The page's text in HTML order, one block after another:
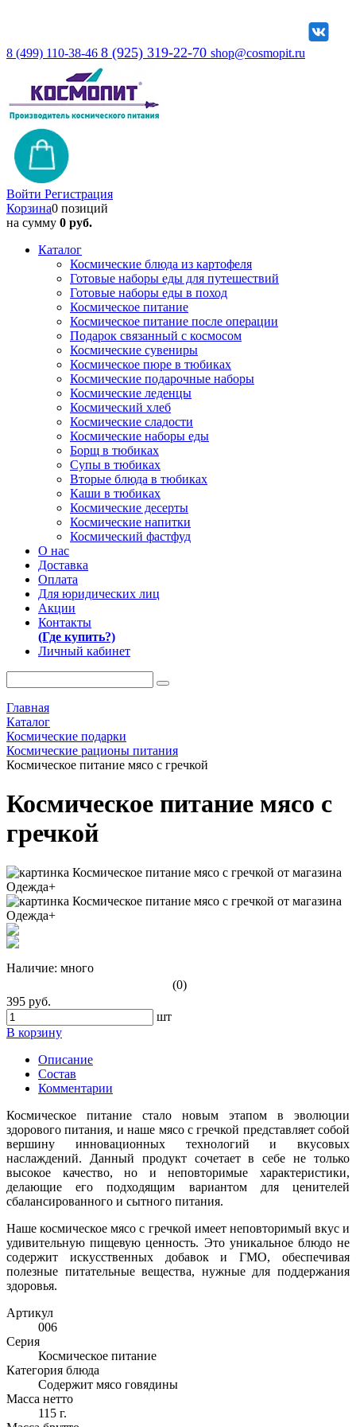
8 (499) 110-38-46 8 (925) 319-22-70 shop@cosmopit.ru
Войти Регистрация
Корзина0 позиций
на сумму 0 руб.
Каталог
Космические блюда из картофеля
Готовые наборы еды для путешествий
Готовые наборы еды в поход
Космическое питание
Космическое питание после операции
Подарок связанный с космосом
Космические сувениры
Космическое пюре в тюбиках
Космические подарочные наборы
Космические леденцы
Космический хлеб
Космические сладости
Космические наборы еды
Борщ в тюбиках
Супы в тюбиках
Вторые блюда в тюбиках
Каши в тюбиках
Космические десерты
Космические напитки
Космический фастфуд
О нас
Доставка
Оплата
Для юридических лиц
Акции
Контакты
(Где купить?)
Личный кабинет
Главная
Каталог
Космические подарки
Космические рационы питания
Космическое питание мясо с гречкой
Космическое питание мясо с
гречкой
Наличие: много
(0)
395 руб.
шт
В корзину
Описание
Состав
Комментарии
Космическое питание стало новым этапом в эволюции
здорового питания, и наше мясо с гречкой представляет собой
вершину инновационных технологий и вкусовых
наслаждений. Данный продукт сочетает в себе не только
высокое качество, но и неповторимые характеристики,
делающие его подходящим вариантом для ценителей
сбалансированного и сытного питания.
Наше космическое мясо с гречкой имеет неповторимый вкус и
удивительную пищевую ценность. Это уникальное блюдо не
содержит искусственных добавок и ГМО, обеспечивая
полезные питательные вещества, нужные для поддержания
здоровья.
Артикул
006
Серия
Космическое питание
Категория блюда
Содержит мясо говядины
Масса нетто
115 г.